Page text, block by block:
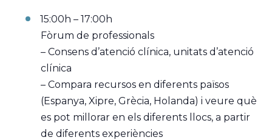
15:00h – 17:00h
Fòrum de professionals
– Consens d’atenció clínica, unitats d’atenció
clínica
– Compara recursos en diferents països
(Espanya, Xipre, Grècia, Holanda) i veure què
es pot millorar en els diferents llocs, a partir
de diferents experiències